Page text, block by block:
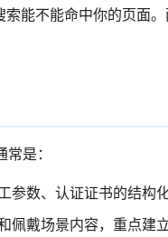
能不能命中你的页面
是：
参数、认证证书的结构
佩戴场景内容，重点建